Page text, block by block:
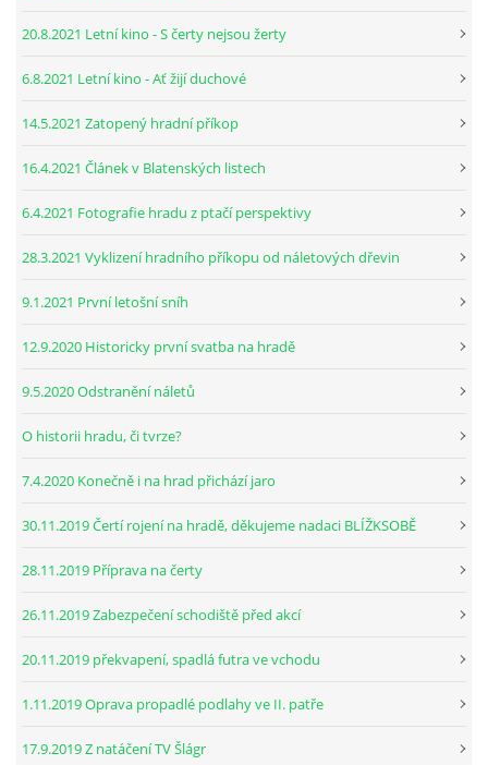
20.8.2021 Letní kino - S čerty nejsou žerty
6.8.2021 Letní kino - Ať žijí duchové
14.5.2021 Zatopený hradní příkop
16.4.2021 Článek v Blatenských listech
6.4.2021 Fotografie hradu z ptačí perspektivy
28.3.2021 Vyklizení hradního příkopu od náletových dřevin
9.1.2021 První letošní sníh
12.9.2020 Historicky první svatba na hradě
9.5.2020 Odstranění náletů
O historii hradu, či tvrze?
7.4.2020 Konečně i na hrad přichází jaro
30.11.2019 Čertí rojení na hradě, děkujeme nadaci BLÍŽKSOBĚ
28.11.2019 Příprava na čerty
26.11.2019 Zabezpečení schodiště před akcí
20.11.2019 překvapení, spadlá futra ve vchodu
1.11.2019 Oprava propadlé podlahy ve II. patře
17.9.2019 Z natáčení TV Šlágr